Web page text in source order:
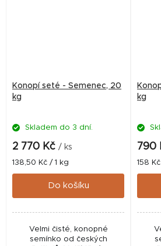
Konopí seté - Semenec, 20
kg
Skladem do 3 dní.
2 770 Kč / ks
Měrná
cena:
138,50 Kč / 1 kg
Do košíku
Velmi čisté, konopné
semínko od českých
kg
790
Měrná
cena:
158